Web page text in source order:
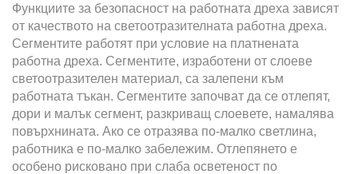
Функциите за безопасност на работната дреха зависят
от качеството на светоотразителната работна дреха.
Сегментите работят при условие на платнената
работна дреха. Сегментите, изработени от слоеве
светоотразителен материал, са залепени към
работната тъкан. Сегментите започват да се отлепят,
дори и малък сегмент, разкриващ слоевете, намалява
повърхнината. Ако се отразява по-малко светлина,
работника е по-малко забележим. Отлепянето е
особено рисковано при слаба осветеност по